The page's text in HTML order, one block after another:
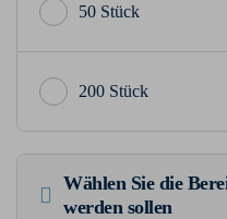
50 Stück
200 Stück
Wählen Sie die
werden sollen